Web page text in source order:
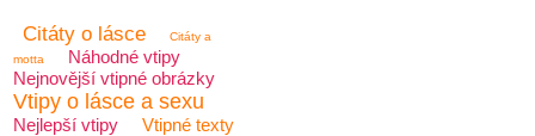
Citáty o lásce
Citáty a
motta
Náhodné vtipy
Nejnovější vtipné obrázky
Vtipy o lásce a sexu
Nejlepší vtipy Vtipné texty